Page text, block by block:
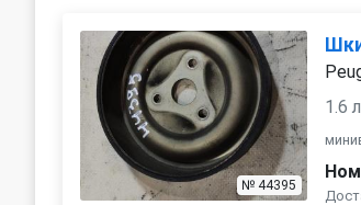
№ 44395
1.6